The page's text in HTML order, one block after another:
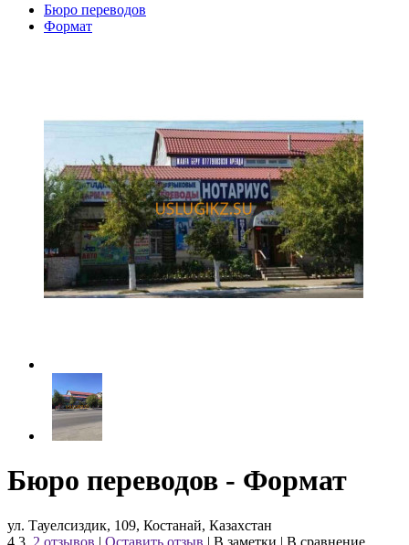
Бюро переводов
Формат
Бюро переводов - Формат
ул. Тауелсиздик, 109, Костанай, Казахстан
4.3 2 отзывов | Оставить отзыв | В заметки | В сравнение